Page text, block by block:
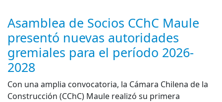
Asamblea de Socios CChC Maule
presentó nuevas autoridades
gremiales para el período 2026-
2028
Con una amplia convocatoria, la Cámara Chilena de la
Construcción (CChC) Maule realizó su primera